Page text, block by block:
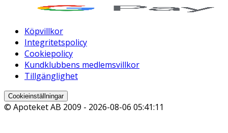
Köpvillkor
Integritetspolicy
Cookiepolicy
Kundklubbens medlemsvillkor
Tillgänglighet
Cookieinställningar
© Apoteket AB 2009 - 2026-08-06 05:41:11